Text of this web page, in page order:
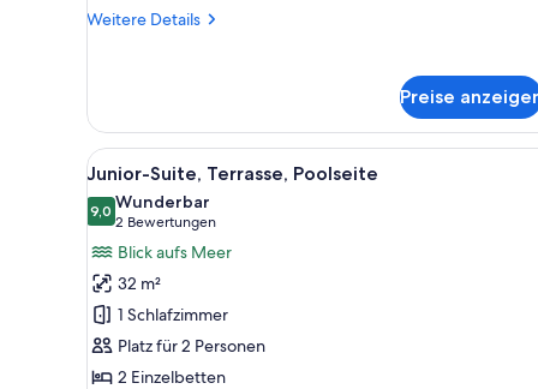
Weitere Details
Weitere
Balkon,
eingeschränkter
Meerblick
(Lateral)
Preise
Alle
Fotos
für
Junior-
Suite,
Terrasse,
Poolseite
anzeigen
Ein modernes Hotelzimmer
8
Junior-Suite, Terrasse, Poolseite
9,09,0 von 10
Wunderbar
2 Bewertungen
(2
Bewertungen)
Blick aufs Meer
32 m²
1 Schlafzimmer
Platz für 2 Personen
2 Einzelbetten